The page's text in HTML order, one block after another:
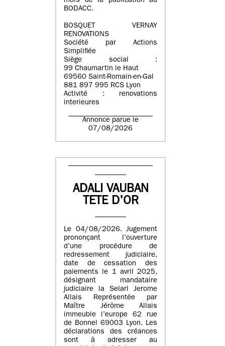
BODACC.
BOSQUET VERNAY
RENOVATIONS
Société par Actions
Simplifiée
Siège social :
99 Chaumartin le Haut
69560 Saint-Romain-en-Gal
881 897 995 RCS Lyon
Activité : renovations
interieures
Annonce parue le
07/08/2026
ADALI VAUBAN
TETE D'OR
Le 04/08/2026. Jugement
prononçant l’ouverture
d’une procédure de
redressement judiciaire,
date de cessation des
paiements le 1 avril 2025,
désignant mandataire
judiciaire la Selarl Jerome
Allais Représentée par
Maître Jérôme Allais
immeuble l’europe 62 rue
de Bonnel 69003 Lyon. Les
déclarations des créances
sont à adresser au